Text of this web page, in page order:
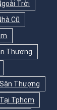
Trời
Cũ
Thượng
Thượng
Tphcm